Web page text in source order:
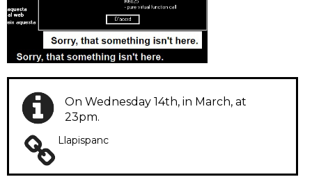
On Wednesday 14th, in March, at
23pm.
Llapispanc